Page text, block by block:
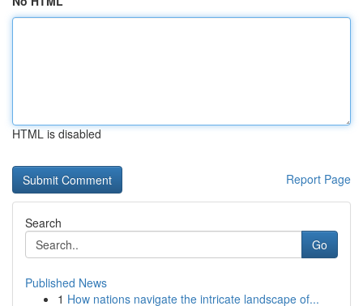
HTML is disabled
Report Page
Search
Go
Published News
1 How nations navigate the intricate landscape of...